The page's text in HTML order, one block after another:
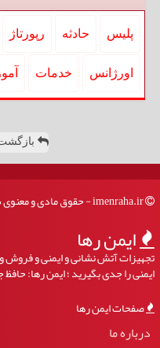
پلیس حادثه رپورتاژ
اورژانس خدمات
ایمن رها
تجهیزات آتش نشانی و ایمنی و
ایمنی را جدی بگیرید ؛ ایمن رها:
صفحات ایمن رها
درباره ما